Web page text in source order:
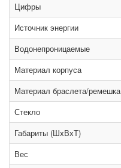
Цифры
Источник энергии
Водонепроницаемые
Материал корпуса
Материал браслета/ремешка
Стекло
Габариты (ШхВхТ)
Вес